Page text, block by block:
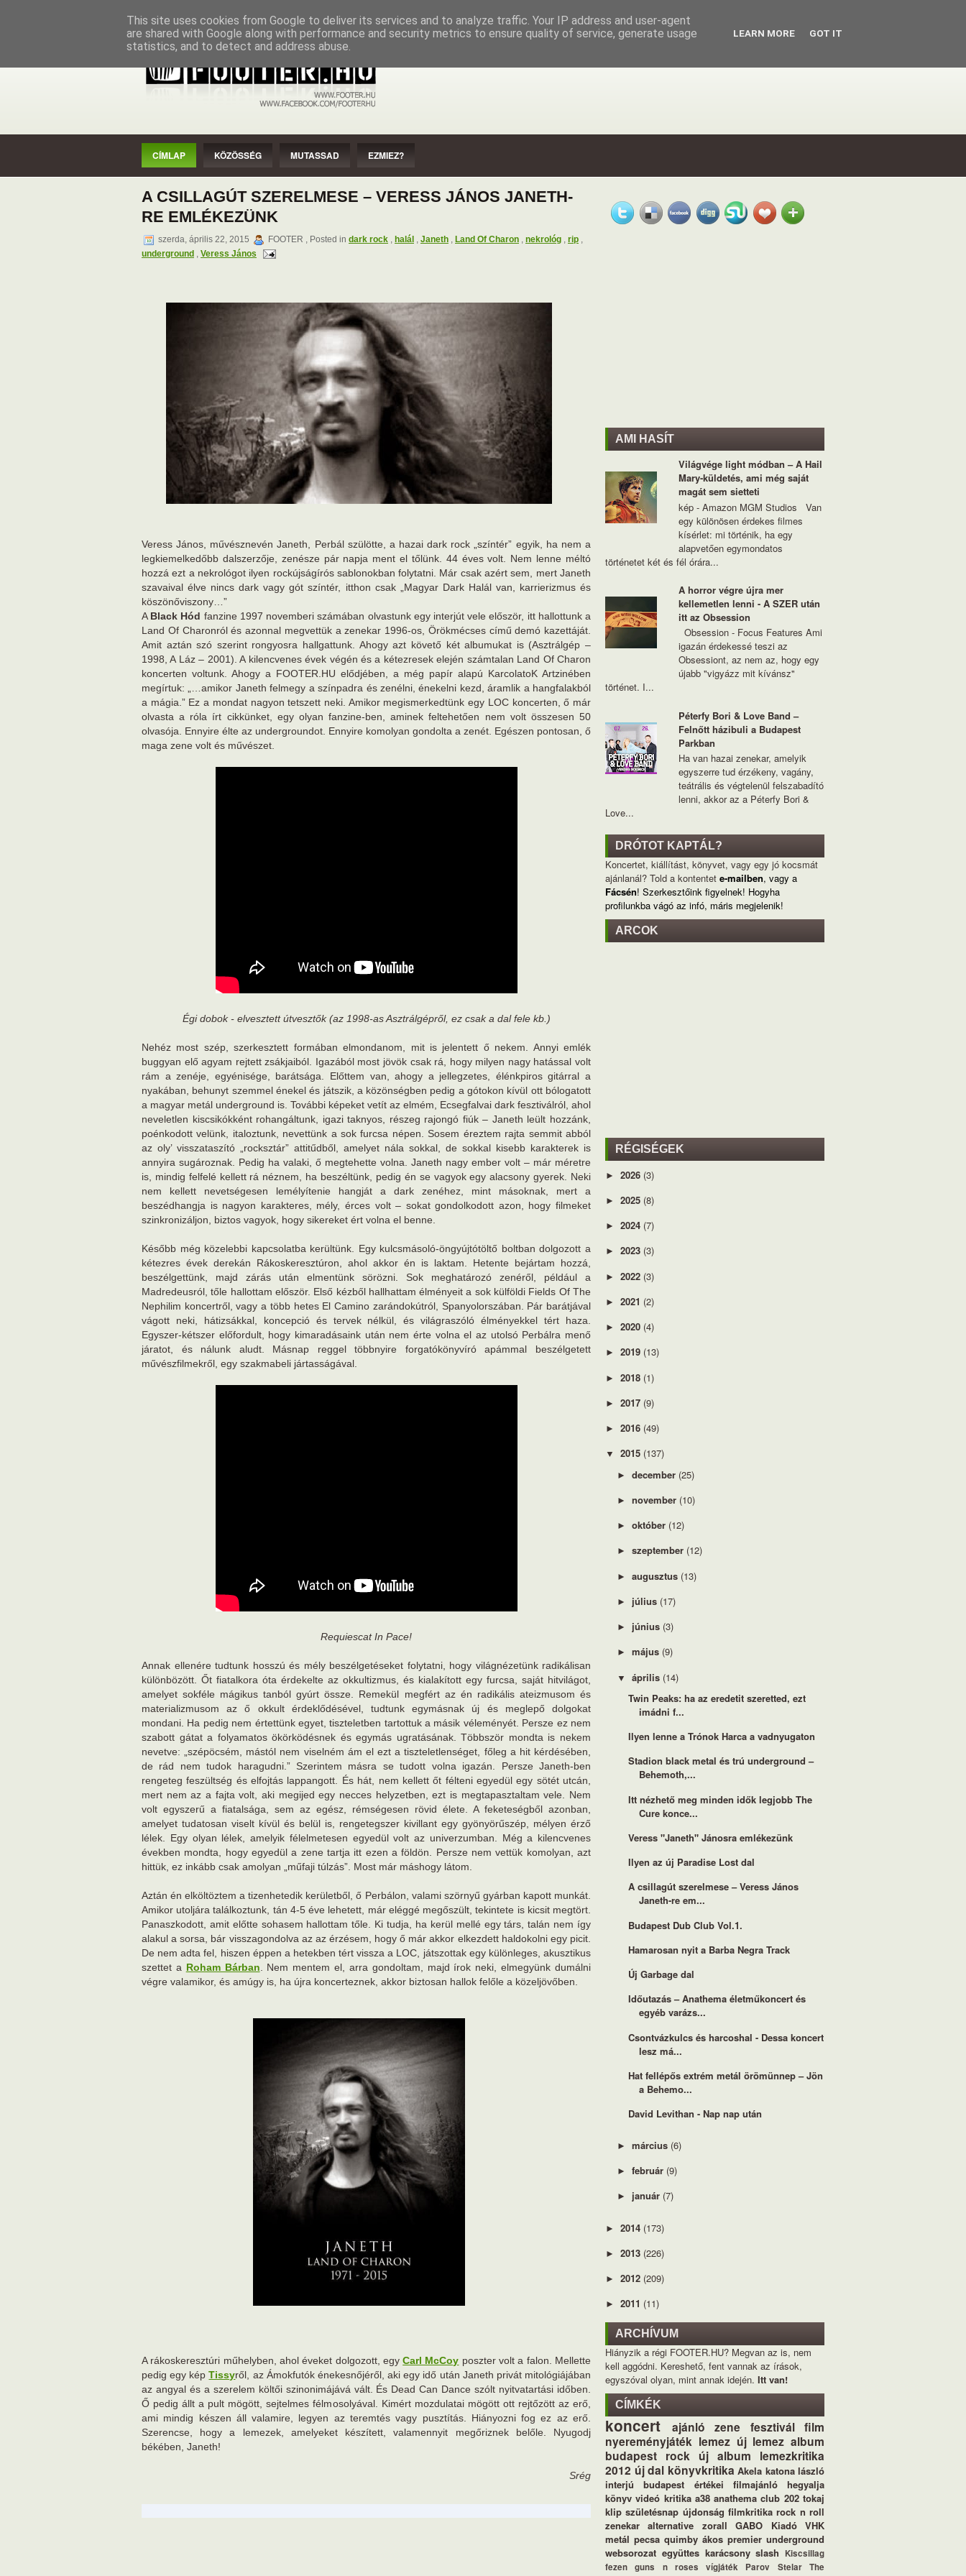
CÍMLAP KÖZÖSSÉG MUTASSAD EZMIEZ? IMPRESSZUM SZERZŐI JOGOK
CÍMLAP KÖZÖSSÉG MUTASSAD EZMIEZ?
A CSILLAGÚT SZERELMESE – VERESS JÁNOS JANETH-
RE EMLÉKEZÜNK
szerda, április 22, 2015 FOOTER , Posted in dark rock , halál , Janeth , Land Of Charon , nekrológ , rip ,
underground , Veress János
Veress János, művésznevén Janeth, Perbál szülötte, a hazai dark rock „színtér” egyik, ha nem a
legkiemelkedőbb dalszerzője, zenésze pár napja ment el tőlünk. 44 éves volt. Nem lenne méltó
hozzá ezt a nekrológot ilyen rockújságírós sablonokban folytatni. Már csak azért sem, mert Janeth
szavaival élve nincs dark vagy gót színtér, itthon csak „Magyar Dark Halál van, karrierizmus és
köszönőviszony…”
A Black Hód fanzine 1997 novemberi számában olvastunk egy interjút vele először, itt hallottunk a
Land Of Charonról és azonnal megvettük a zenekar 1996-os, Örökmécses című demó kazettáját.
Amit aztán szó szerint rongyosra hallgattunk. Ahogy azt követő két albumukat is (Asztrálgép –
1998, A Láz – 2001). A kilencvenes évek végén és a kétezresek elején számtalan Land Of Charon
koncerten voltunk. Ahogy a FOOTER.HU elődjében, a még papír alapú KarcolatoK Artzinében
megírtuk: „…amikor Janeth felmegy a színpadra és zenélni, énekelni kezd, áramlik a hangfalakból
a mágia.” Ez a mondat nagyon tetszett neki. Amikor megismerkedtünk egy LOC koncerten, ő már
olvasta a róla írt cikkünket, egy olyan fanzine-ben, aminek feltehetően nem volt összesen 50
olvasója. Ennyire élte az undergroundot. Ennyire komolyan gondolta a zenét. Egészen pontosan, ő
maga zene volt és művészet.
Égi dobok - elvesztett útvesztők (az 1998-as Asztrálgépről, ez csak a dal fele kb.)
Nehéz most szép, szerkesztett formában elmondanom, mit is jelentett ő nekem. Annyi emlék
buggyan elő agyam rejtett zsákjaiból. Igazából most jövök csak rá, hogy milyen nagy hatással volt
rám a zenéje, egyénisége, barátsága. Előttem van, ahogy a jellegzetes, élénkpiros gitárral a
nyakában, behunyt szemmel énekel és játszik, a közönségben pedig a gótokon kívül ott bólogatott
a magyar metál underground is. További képeket vetít az elmém, Ecsegfalvai dark fesztiválról, ahol
neveletlen kiscsikókként rohangáltunk, igazi taknyos, részeg rajongó fiúk – Janeth leült hozzánk,
poénkodott velünk, italoztunk, nevettünk a sok furcsa népen. Sosem éreztem rajta semmit abból
az oly’ visszataszító „rocksztár” attitűdből, amelyet nála sokkal, de sokkal kisebb karakterek is
annyira sugároznak. Pedig ha valaki, ő megtehette volna. Janeth nagy ember volt – már méretre
is, mindig felfelé kellett rá néznem, ha beszéltünk, pedig én se vagyok egy alacsony gyerek. Neki
nem kellett nevetségesen lemélyítenie hangját a dark zenéhez, mint másoknak, mert a
beszédhangja is nagyon karakteres, mély, érces volt – sokat gondolkodott azon, hogy filmeket
szinkronizáljon, biztos vagyok, hogy sikereket ért volna el benne.
Később még közelebbi kapcsolatba kerültünk. Egy kulcsmásoló-öngyújtótöltő boltban dolgozott a
kétezres évek derekán Rákoskeresztúron, ahol akkor én is laktam. Hetente bejártam hozzá,
beszélgettünk, majd zárás után elmentünk sörözni. Sok meghatározó zenéről, például a
Madredeusról, tőle hallottam először. Első kézből hallhattam élményeit a sok külföldi Fields Of The
Nephilim koncertről, vagy a több hetes El Camino zarándokútról, Spanyolorszában. Pár barátjával
vágott neki, hátizsákkal, koncepció és tervek nélkül, és világraszóló élményekkel tért haza.
Egyszer-kétszer előfordult, hogy kimaradásaink után nem érte volna el az utolsó Perbálra menő
járatot, és nálunk aludt. Másnap reggel többnyire forgatókönyvíró apámmal beszélgetett
művészfilmekről, egy szakmabeli jártasságával.
Requiescat In Pace!
Annak ellenére tudtunk hosszú és mély beszélgetéseket folytatni, hogy világnézetünk radikálisan
különbözött. Őt fiatalkora óta érdekelte az okkultizmus, és kialakított egy furcsa, saját hitvilágot,
amelyet sokféle mágikus tanból gyúrt össze. Remekül megfért az én radikális ateizmusom és
materializmusom az ő okkult érdeklődésével, tudtunk egymásnak új és meglepő dolgokat
mondani. Ha pedig nem értettünk egyet, tiszteletben tartottuk a másik véleményét. Persze ez nem
szabott gátat a folyamatos ökörködésnek és egymás ugratásának. Többször mondta is nekem
nevetve: „szépöcsém, mástól nem viselném ám el ezt a tiszteletlenséget, főleg a hit kérdésében,
de rád nem tudok haragudni.” Szerintem másra se tudott volna igazán. Persze Janeth-ben
rengeteg feszültség és elfojtás lappangott. És hát, nem kellett őt félteni egyedül egy sötét utcán,
mert nem az a fajta volt, aki megijed egy necces helyzetben, ezt is megtapasztaltam vele. Nem
volt egyszerű a fiatalsága, sem az egész, rémségesen rövid élete. A feketeségből azonban,
amelyet tudatosan viselt kívül és belül is, rengetegszer kivillant egy gyönyörűszép, mélyen érző
lélek. Egy olyan lélek, amelyik félelmetesen egyedül volt az univerzumban. Még a kilencvenes
években mondta, hogy egyedül a zene tartja itt ezen a földön. Persze nem vettük komolyan, azt
hittük, ez inkább csak amolyan „műfaji túlzás”. Most már máshogy látom.
Aztán én elköltöztem a tizenhetedik kerületből, ő Perbálon, valami szörnyű gyárban kapott munkát.
Amikor utoljára találkoztunk, tán 4-5 éve lehetett, már eléggé megőszült, tekintete is kicsit megtört.
Panaszkodott, amit előtte sohasem hallottam tőle. Ki tudja, ha kerül mellé egy társ, talán nem így
alakul a sorsa, bár visszagondolva az az érzésem, hogy ő már akkor elkezdett haldokolni egy picit.
De nem adta fel, hiszen éppen a hetekben tért vissza a LOC, játszottak egy különleges, akusztikus
szettet a Roham Bárban . Nem mentem el, arra gondoltam, majd írok neki, elmegyünk dumálni
végre valamikor, és amúgy is, ha újra koncerteznek, akkor biztosan hallok felőle a közeljövőben.
A rákoskeresztúri műhelyben, ahol éveket dolgozott, egyCarl McCoy poszter volt a falon. Mellette
pedig egy képTissyről, az Ámokfutók énekesnőjéről, aki egy idő után Janeth privát mitológiájában
az angyal és a szerelem költői szinonimájává vált. És Dead Can Dance szólt nyitvatartási időben.
Ő pedig állt a pult mögött, sejtelmes félmosolyával. Kimért mozdulatai mögött ott rejtőzött az erő,
ami mindig készen áll valamire, legyen az teremtés vagy pusztítás. Hiányozni fog ez az erő.
Szerencse, hogy a lemezek, amelyeket készített, valamennyit megőriznek belőle. Nyugodj
békében, Janeth!
Srég
AMI HASÍT
Világvége light módban – A Hail
Mary-küldetés, ami még saját
magát sem sietteti
kép - Amazon MGM Studios Van
egy különösen érdekes filmes
kísérlet: mi történik, ha egy
alapvetően egymondatos
történetet két és fél órára...
A horror végre újra mer
kellemetlen lenni - A SZER után
itt az Obsession
Obsession - Focus Features Ami
igazán érdekessé teszi az
Obsessiont, az nem az, hogy egy
újabb "vigyázz mit kívánsz"
történet. I...
Péterfy Bori & Love Band –
Felnőtt házibuli a Budapest
Parkban
Ha van hazai zenekar, amelyik
egyszerre tud érzékeny, vagány,
teátrális és végtelenül felszabadító
lenni, akkor az a Péterfy Bori &
Love...
DRÓTOT KAPTÁL?
Koncertet, kiállítást, könyvet, vagy egy jó kocsmát
ajánlanál? Told a kontentet e-mailben, vagy a
Fácsén! Szerkesztőink figyelnek! Hogyha
profilunkba vágó az infó, máris megjelenik!
ARCOK
RÉGISÉGEK
► 2026 (3)
► 2025 (8)
► 2024 (7)
► 2023 (3)
► 2022 (3)
► 2021 (2)
► 2020 (4)
► 2019 (13)
► 2018 (1)
► 2017 (9)
► 2016 (49)
▼ 2015 (137)
► december (25)
► november (10)
► október (12)
► szeptember (12)
► augusztus (13)
► július (17)
► június (3)
► május (9)
▼ április (14)
Twin Peaks: ha az eredetit szeretted, ezt
imádni f...
Ilyen lenne a Trónok Harca a vadnyugaton
Stadion black metal és trú underground –
Behemoth,...
Itt nézhető meg minden idők legjobb The
Cure konce...
Veress "Janeth" Jánosra emlékezünk
Ilyen az új Paradise Lost dal
A csillagút szerelmese – Veress János
Janeth-re em...
Budapest Dub Club Vol.1.
Hamarosan nyit a Barba Negra Track
Új Garbage dal
Időutazás – Anathema életműkoncert és
egyéb varázs...
Csontvázkulcs és harcoshal - Dessa koncert
lesz má...
Hat fellépős extrém metál örömünnep – Jön
a Behemo...
David Levithan - Nap nap után
► március (6)
► február (9)
► január (7)
► 2014 (173)
► 2013 (226)
► 2012 (209)
► 2011 (11)
ARCHÍVUM
Hiányzik a régi FOOTER.HU? Megvan az is, nem
kell aggódni. Kereshető, fent vannak az írások,
egyszóval olyan, mint annak idején. Itt van!
CÍMKÉK
koncert ajánló zene fesztivál film
nyereményjáték lemez új lemez album
budapest rock új album
lemezkritika
2012 új dal könyvkritika Akela katona lászló
interjú
budapest értékei filmajánló
hegyalja
könyv videó kritika a38 anathema club 202 tokaj
klip születésnap újdonság filmkritika rock n roll
zenekar
alternative zorall GABO Kiadó
VHK
metál pecsa quimby ákos premier underground
websorozat együttes karácsony slash Kiscsillag
fezen
guns n roses vígjáték Parov Stelar
The
This site uses cookies from Google to deliver its services and to analyze traffic. Your IP address and user-agent
are shared with Google along with performance and security metrics to ensure quality of service, generate usage
statistics, and to detect and address abuse.
LEARN MORE GOT IT